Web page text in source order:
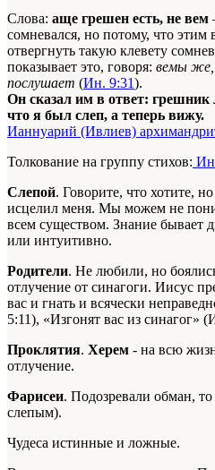
Слова: аще грешен есть, не вем
сомневался, но потому, что этим
отвергнуть такую клевету
показывает это, говоря: вемы же,
послушает (Ин. 9:31).
Он сказал им в ответ:
что я был слеп, а теперь вижу.
Ианнуарий (Ивлиев)
Толкование на группу стихов:
Слепой. Говорите, что хотите,
исцелил меня. Мы можем не
всем существом. Знание бывает
или интуитивно.
Родители. Не любили, но
отлучение от синагоги. Иисус
вас и гнать и всячески
5:11), «Изгонят вас из синагог»
Проклятия. Херем - на всю
отлучение.
Фарисеи. Подозревали обман,
слепым).
Чудеса истинные и ложные.